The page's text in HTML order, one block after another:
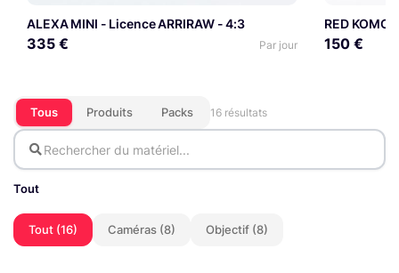
ALEXA MINI - Licence ARRIRAW - 4:3
335 € Par jour
RED
150 €
Tous Produits Packs 16 résultats
Tout
Tout (16) Caméras (8) Objectif (8)